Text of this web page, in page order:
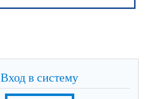
Вход в систему